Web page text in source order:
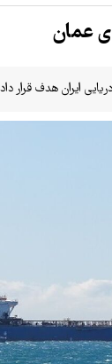
عمان
ایران هدف قرار